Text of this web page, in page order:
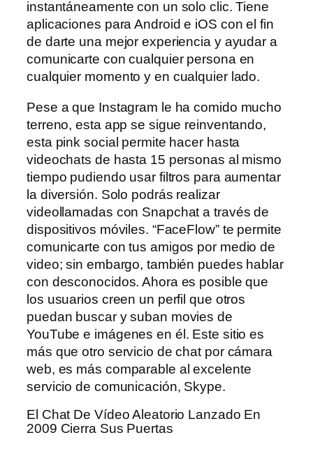
instantáneamente con un solo clic. Tiene
aplicaciones para Android e iOS con el fin
de darte una mejor experiencia y ayudar a
comunicarte con cualquier persona en
cualquier momento y en cualquier lado.
Pese a que Instagram le ha comido mucho
terreno, esta app se sigue reinventando,
esta pink social permite hacer hasta
videochats de hasta 15 personas al mismo
tiempo pudiendo usar filtros para aumentar
la diversión. Solo podrás realizar
videollamadas con Snapchat a través de
dispositivos móviles. “FaceFlow” te permite
comunicarte con tus amigos por medio de
video; sin embargo, también puedes hablar
con desconocidos. Ahora es posible que
los usuarios creen un perfil que otros
puedan buscar y suban movies de
YouTube e imágenes en él. Este sitio es
más que otro servicio de chat por cámara
web, es más comparable al excelente
servicio de comunicación, Skype.
El Chat De Vídeo Aleatorio Lanzado En
2009 Cierra Sus Puertas